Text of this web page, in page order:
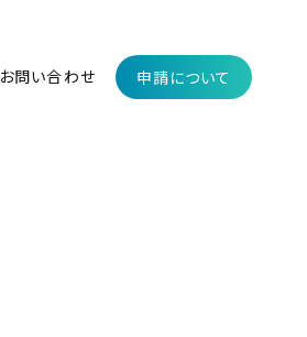
お問い合わせ 申請について